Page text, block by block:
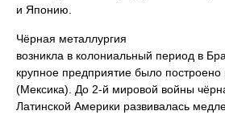
и Японию.
Чёрная металлургия
возникла в колониальный период в
крупное предприятие было построено
(Мексика). До 2-й мировой войны
Латинской Америки развивалась